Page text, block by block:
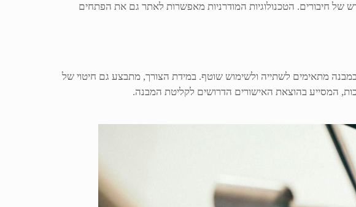
של חיבורים. הטכנולוגיות המודרניות מאפשרות לאתר גם את הפתחים
מתאימים לשתייה ולשימוש שוטף. במידת הצורך, מתבצע גם חיטוי של
המסייע בהוצאת האישורים הדרושים לקליטת המבנה.